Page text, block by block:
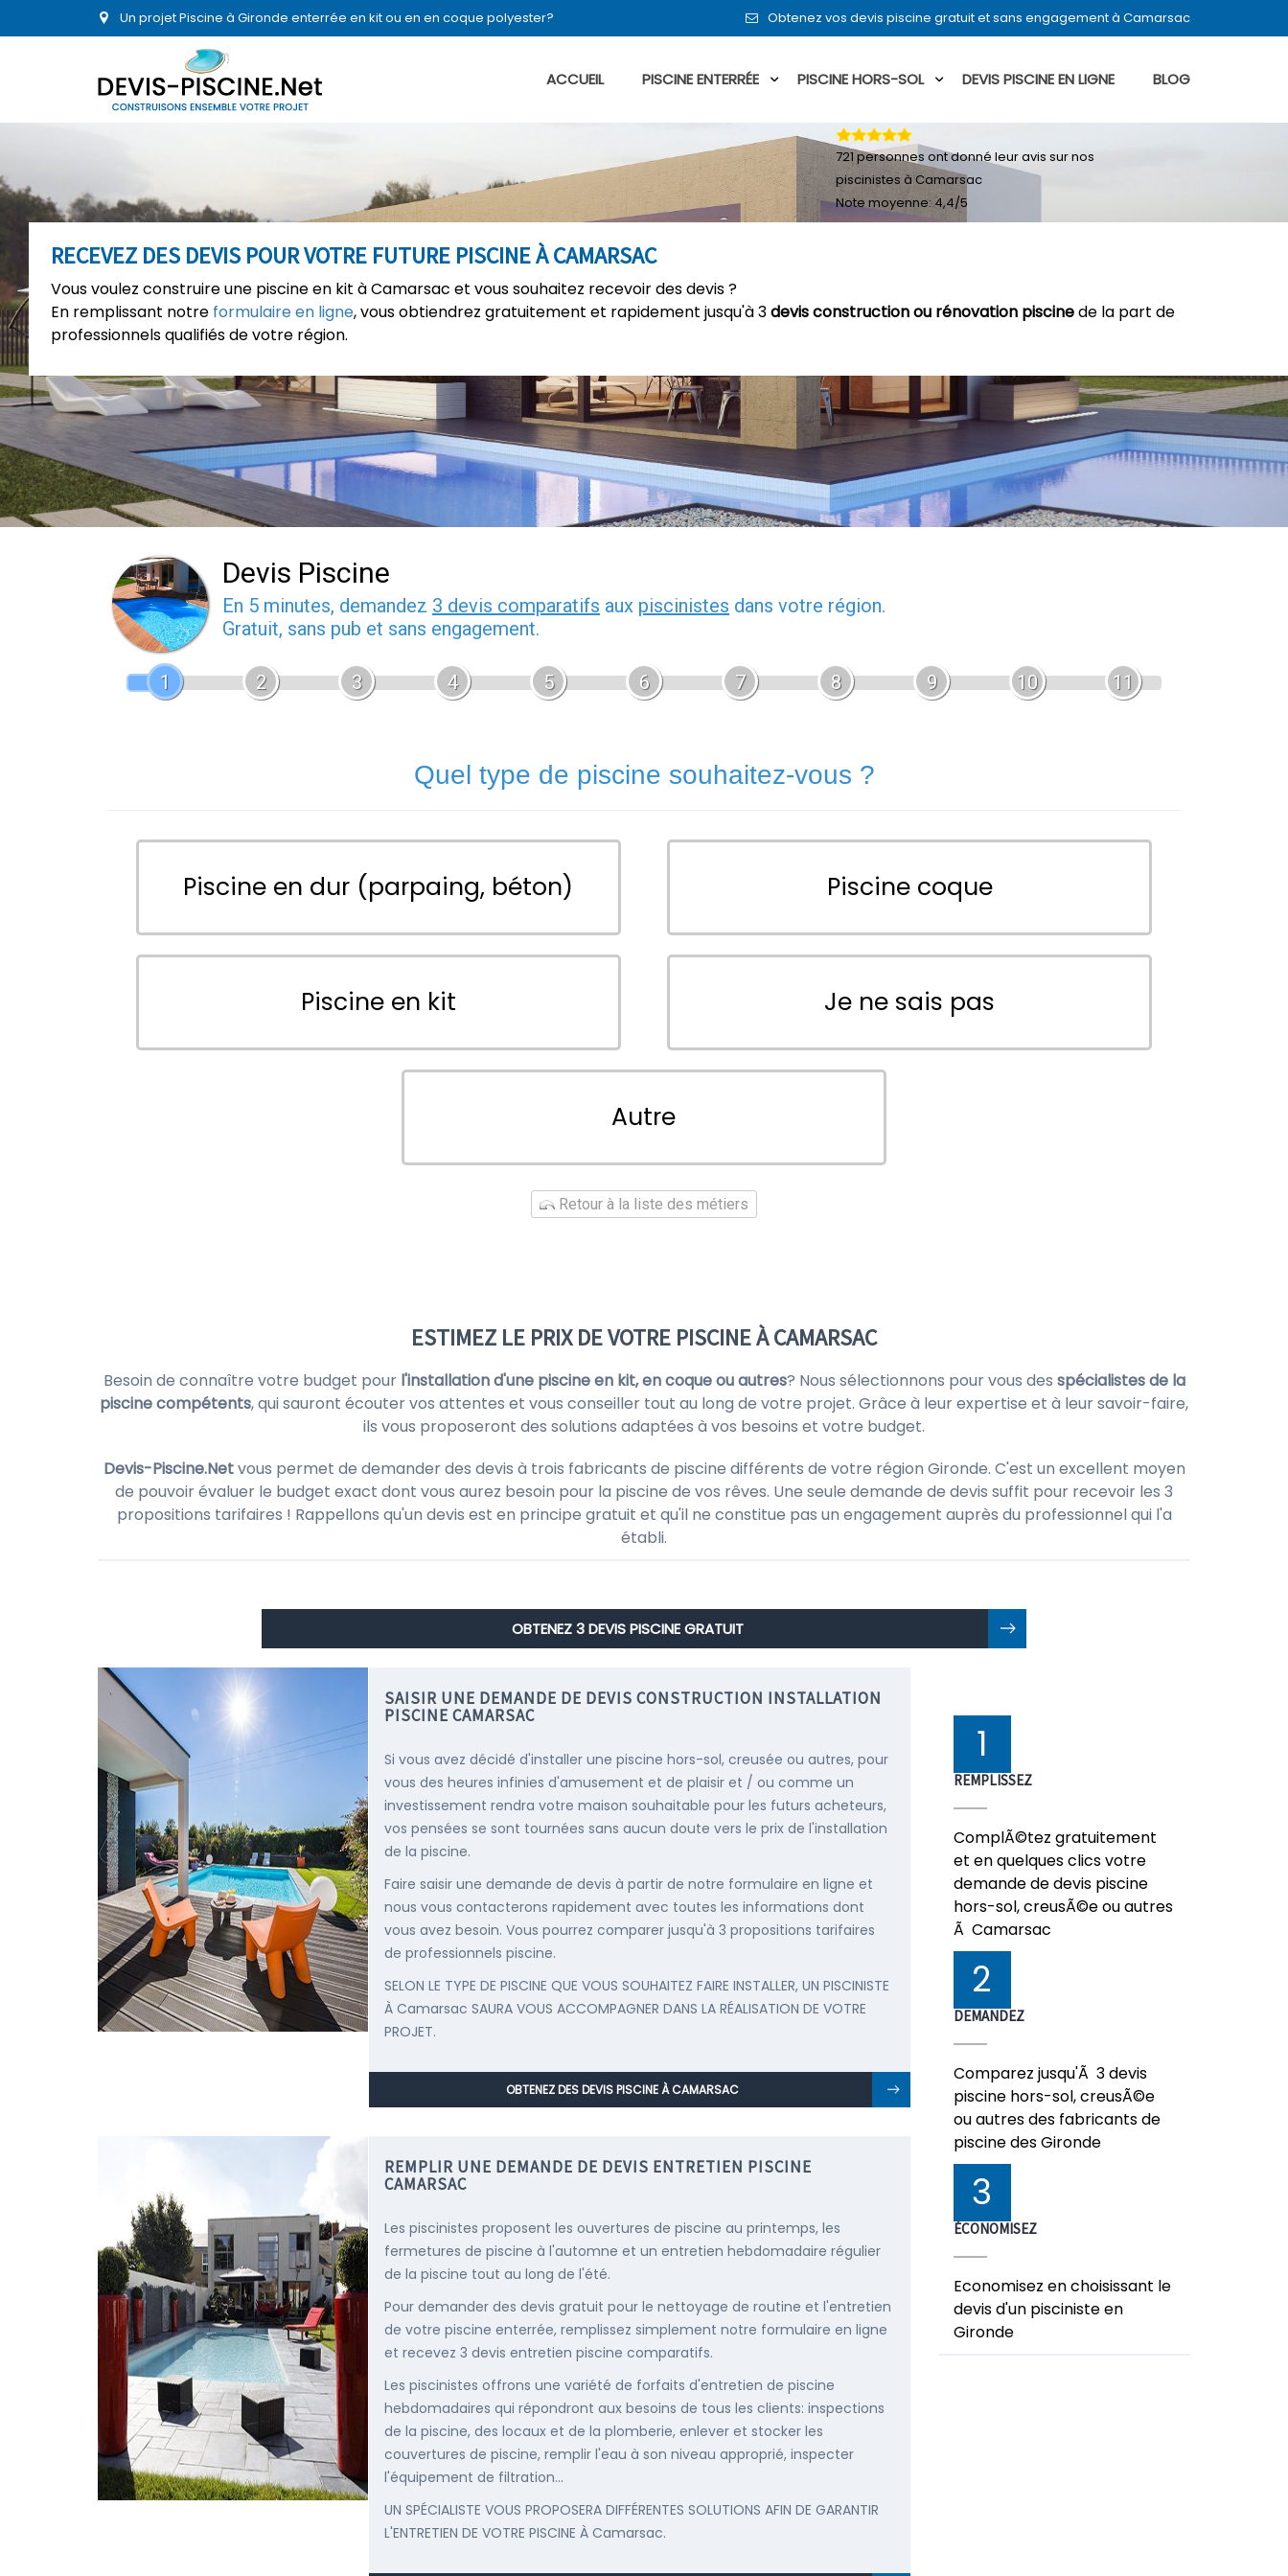
Un projet Piscine à Gironde enterrée en kit ou en en coque polyester? Obtenez vos devis piscine gratuit et sans engagement à Camarsac
ACCUEIL PISCINE ENTERRÉE PISCINE HORS-SOL DEVIS PISCINE EN LIGNE BLOG
RECEVEZ DES DEVIS POUR VOTRE FUTURE PISCINE À CAMARSAC
Vous voulez construire une piscine en kit à Camarsac et vous souhaitez recevoir des devis ?
En remplissant notre formulaire en ligne, vous obtiendrez gratuitement et rapidement jusqu'à 3devis construction ou rénovation piscinede la part de
professionnels qualifiés de votre région.
721personnes ont donné leuravis sur nos
piscinistes à Camarsac
Note moyenne:4,4/5
Devis Piscine
En 5 minutes, demandez 3 devis comparatifs aux piscinistes dans votre région.
Gratuit, sans pub et sans engagement.
1 2 3 4 5 6 7 8 9 10 11
Quel type de piscine souhaitez-vous ?
Piscine en dur (parpaing, béton) Piscine coque
Piscine en kit Je ne sais pas
Autre
Retour à la liste des métiers
ESTIMEZ LE PRIX DE VOTRE PISCINE À CAMARSAC
Besoin de connaître votre budget pour l'installation d'une piscine en kit, en coque ou autres? Nous sélectionnons pour vous des spécialistes de la
piscine compétents, qui sauront écouter vos attentes et vous conseiller tout au long de votre projet. Grâce à leur expertise et à leur savoir-faire,
ils vous proposeront des solutions adaptées à vos besoins et votre budget.
Devis-Piscine.Netvous permet de demander des devis à trois fabricants de piscine différents de votre région Gironde. C'est un excellent moyen
de pouvoir évaluer le budget exact dont vous aurez besoin pour la piscine de vos rêves. Une seule demande de devis suffit pour recevoir les 3
propositions tarifaires ! Rappellons qu'un devis est en principe gratuit et qu'il ne constitue pas un engagement auprès du professionnel qui l'a
établi.
OBTENEZ 3 DEVIS PISCINE GRATUIT
SAISIR UNE DEMANDE DE DEVIS CONSTRUCTION INSTALLATION
PISCINE CAMARSAC
Si vous avez décidé d'installer une piscine hors-sol, creusée ou autres, pour
vous des heures infinies d'amusement et de plaisir et / ou comme un
investissement rendra votre maison souhaitable pour les futurs acheteurs,
vos pensées se sont tournées sans aucun doute vers le prix de l'installation
de la piscine.
Faire saisir une demande de devis à partir de notre formulaire en ligne et
nous vous contacterons rapidement avec toutes les informations dont
vous avez besoin. Vous pourrez comparer jusqu'à 3 propositions tarifaires
de professionnels piscine.
SELON LE TYPE DE PISCINE QUE VOUS SOUHAITEZ FAIRE INSTALLER, UN PISCINISTE
À Camarsac SAURA VOUS ACCOMPAGNER DANS LA RÉALISATION DE VOTRE
PROJET.
OBTENEZ DES DEVIS PISCINE À CAMARSAC
REMPLIR UNE DEMANDE DE DEVIS ENTRETIEN PISCINE
CAMARSAC
Les piscinistes proposent les ouvertures de piscine au printemps, les
fermetures de piscine à l'automne et un entretien hebdomadaire régulier
de la piscine tout au long de l'été.
Pour demander des devis gratuit pour le nettoyage de routine et l'entretien
de votre piscine enterrée, remplissez simplement notre formulaire en ligne
et recevez 3 devis entretien piscine comparatifs.
Les piscinistes offrons une variété de forfaits d'entretien de piscine
hebdomadaires qui répondront aux besoins de tous les clients: inspections
de la piscine, des locaux et de la plomberie, enlever et stocker les
couvertures de piscine, remplir l'eau à son niveau approprié, inspecter
l'équipement de filtration...
UN SPÉCIALISTE VOUS PROPOSERA DIFFÉRENTES SOLUTIONS AFIN DE GARANTIR
L'ENTRETIEN DE VOTRE PISCINE À Camarsac.
1
REMPLISSEZ
ComplÃ©tez gratuitement
et en quelques clics votre
demande de devis piscine
hors-sol, creusÃ©e ou autres
Ã Camarsac
2
DEMANDEZ
Comparez jusqu'Ã 3 devis
piscine hors-sol, creusÃ©e
ou autres des fabricants de
piscine des Gironde
3
ÉCONOMISEZ
Economisez en choisissant le
devis d'un pisciniste en
Gironde